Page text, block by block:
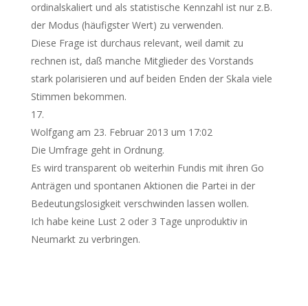
ordinalskaliert und als statistische Kennzahl ist nur z.B.
der Modus (häufigster Wert) zu verwenden.
Diese Frage ist durchaus relevant, weil damit zu
rechnen ist, daß manche Mitglieder des Vorstands
stark polarisieren und auf beiden Enden der Skala viele
Stimmen bekommen.
Wolfgang am 23. Februar 2013 um 17:02
Die Umfrage geht in Ordnung.
Es wird transparent ob weiterhin Fundis mit ihren Go
Anträgen und spontanen Aktionen die Partei in der
Bedeutungslosigkeit verschwinden lassen wollen.
Ich habe keine Lust 2 oder 3 Tage unproduktiv in
Neumarkt zu verbringen.